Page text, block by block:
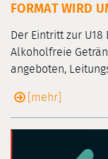
FORMAT WIRD
Der Eintritt zur
Alkoholfreie
angeboten,
[mehr]